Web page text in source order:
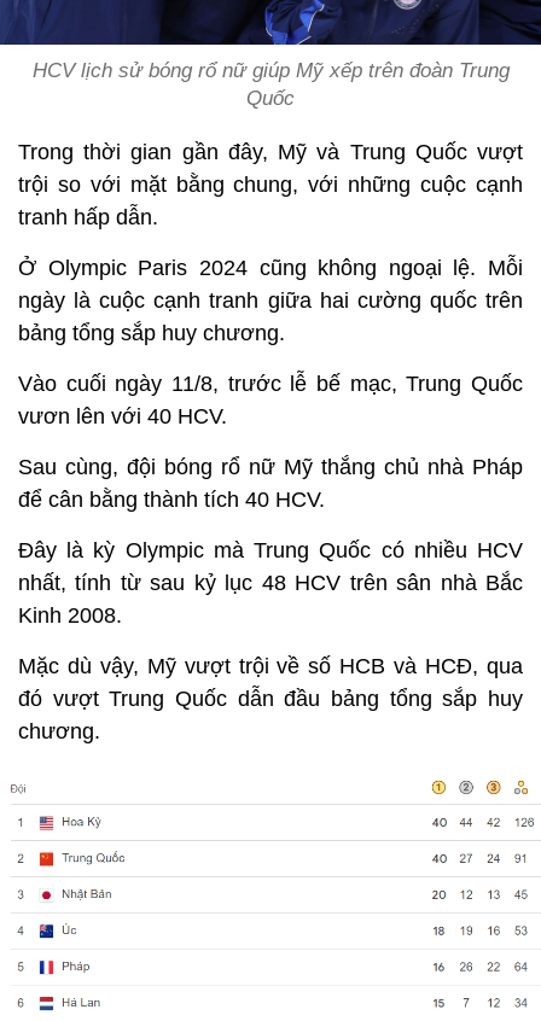
HCV lịch sử bóng rổ nữ giúp Mỹ xếp trên đoàn Trung
Quốc
Trong thời gian gần đây, Mỹ và Trung Quốc vượt
trội so với mặt bằng chung, với những cuộc cạnh
tranh hấp dẫn.
Ở Olympic Paris 2024 cũng không ngoại lệ. Mỗi
ngày là cuộc cạnh tranh giữa hai cường quốc trên
bảng tổng sắp huy chương.
Vào cuối ngày 11/8, trước lễ bế mạc, Trung Quốc
vươn lên với 40 HCV.
Sau cùng, đội bóng rổ nữ Mỹ thắng chủ nhà Pháp
để cân bằng thành tích 40 HCV.
Đây là kỳ Olympic mà Trung Quốc có nhiều HCV
nhất, tính từ sau kỷ lục 48 HCV trên sân nhà Bắc
Kinh 2008.
Mặc dù vậy, Mỹ vượt trội về số HCB và HCĐ, qua
đó vượt Trung Quốc dẫn đầu bảng tổng sắp huy
chương.